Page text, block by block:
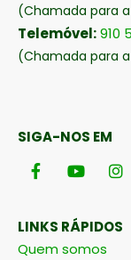
(Chamada para
Telemóvel:910
(Chamada para
SIGA-NOS EM
LINKS RÁPIDOS
Quem somos